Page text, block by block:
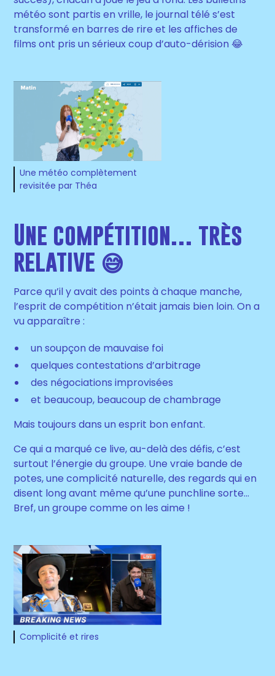
météo sont partis en vrille, le journal télé s’est
transformé en barres de rire et les affiches de
films ont pris un sérieux coup d’auto-dérision 😂
Une météo complètement
revisitée par Théa
Une compétition… très
relative 😅
Parce qu’il y avait des points à chaque manche,
l’esprit de compétition n’était jamais bien loin. On a
vu apparaître :
un soupçon de mauvaise foi
quelques contestations d’arbitrage
des négociations improvisées
et beaucoup, beaucoup de chambrage
Mais toujours dans un esprit bon enfant.
Ce qui a marqué ce live, au-delà des défis, c’est
surtout l’énergie du groupe. Une vraie bande de
potes, une complicité naturelle, des regards qui en
disent long avant même qu’une punchline sorte…
Bref, un groupe comme on les aime !
Complicité et rires